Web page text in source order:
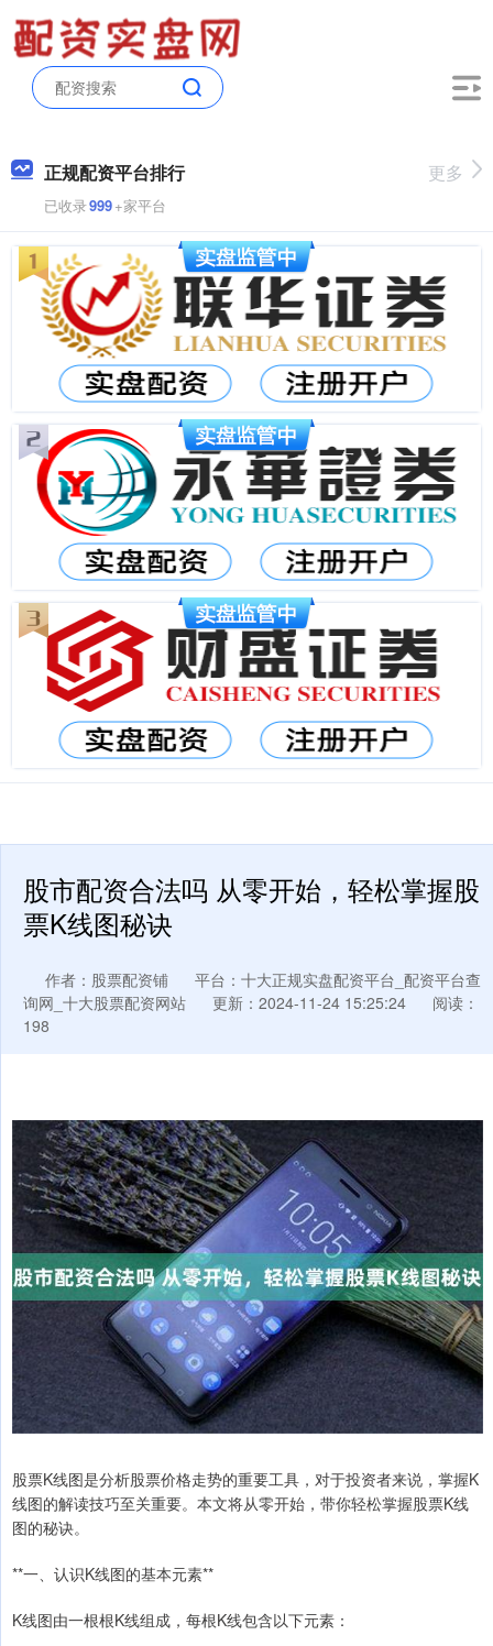
正规配资平台排行
已收录999+家平台
更多
股市配资合法吗 从零开始，轻松掌握股
票K线图秘诀
作者：股票配资铺
平台：十大正规实盘配资平台_配资平台查
询网_十大股票配资网站
更新：2024-11-24 15:25:24
阅读：
198
股票K线图是分析股票价格走势的重要工具，对于投资者来说，掌握K
线图的解读技巧至关重要。本文将从零开始，带你轻松掌握股票K线
图的秘诀。
**一、认识K线图的基本元素**
K线图由一根根K线组成，每根K线包含以下元素：